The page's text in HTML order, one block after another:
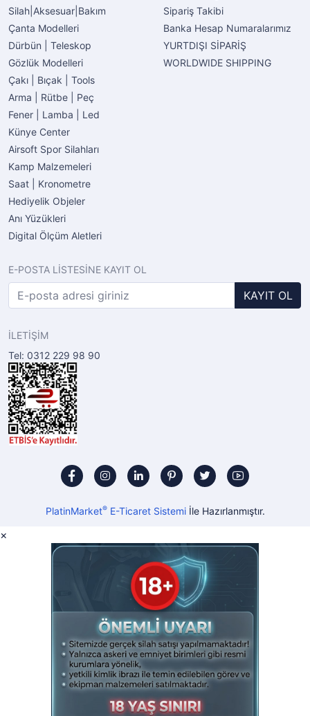
Silah|Aksesuar|Bakım
Çanta Modelleri
Dürbün | Teleskop
Gözlük Modelleri
Çakı | Bıçak | Tools
Arma | Rütbe | Peç
Fener | Lamba | Led
Künye Center
Airsoft Spor Silahları
Kamp Malzemeleri
Saat | Kronometre
Hediyelik Objeler
Anı Yüzükleri
Digital Ölçüm Aletleri
Sipariş Takibi
Banka Hesap Numaralarımız
YURTDIŞI SİPARİŞ
WORLDWIDE SHIPPING
E-POSTA LİSTESİNE KAYIT OL
KAYIT OL
İLETİŞİM
Tel: 0312 229 98 90
PlatinMarket®E-Ticaret Sistemiİle Hazırlanmıştır.
×